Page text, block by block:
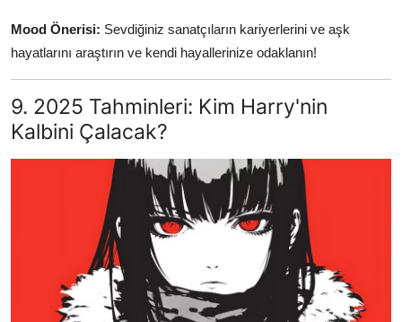
Mood Önerisi: Sevdiğiniz sanatçıların kariyerlerini ve aşk
hayatlarını araştırın ve kendi hayallerinize odaklanın!
9. 2025 Tahminleri: Kim Harry'nin
Kalbini Çalacak?